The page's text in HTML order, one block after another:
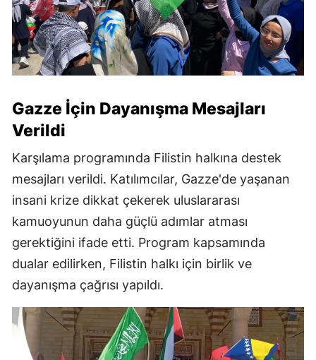
Gazze İçin Dayanışma Mesajları
Verildi
Karşılama programında Filistin halkına destek
mesajları verildi. Katılımcılar, Gazze'de yaşanan
insani krize dikkat çekerek uluslararası
kamuoyunun daha güçlü adımlar atması
gerektiğini ifade etti. Program kapsamında
dualar edilirken, Filistin halkı için birlik ve
dayanışma çağrısı yapıldı.